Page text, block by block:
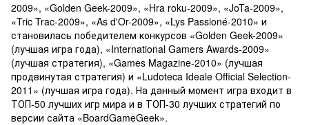
2009», «Golden Geek-2009», «Hra roku-2009», «JoTa-2009»,
«Tric Trac-2009», «As d'Or-2009», «Lys Passioné-2010» и
становилась победителем конкурсов «Golden Geek-2009»
(лучшая игра года), «International Gamers Awards-2009»
(лучшая стратегия), «Games Magazine-2010» (лучшая
продвинутая стратегия) и «Ludoteca Ideale Official Selection-
2011» (лучшая игра года). На данный момент игра входит в
ТОП-50 лучших игр мира и в ТОП-30 лучших стратегий по
версии сайта «BoardGameGeek».